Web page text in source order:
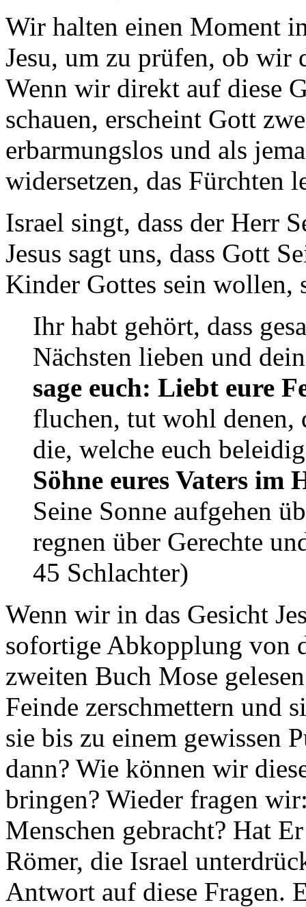
Wir halten einen Moment
Jesu, um zu prüfen, ob wir
Wenn wir direkt auf diese
schauen, erscheint Gott
erbarmungslos und als
widersetzen, das Fürchten
Israel singt, dass der Herr
Jesus sagt uns, dass Gott
Kinder Gottes sein wollen,
Ihr habt gehört, dass
Nächsten lieben und
sage euch: Liebt eure
fluchen, tut wohl denen,
die, welche euch
Söhne eures Vaters im
Seine Sonne aufgehen
regnen über Gerechte
45 Schlachter)
Wenn wir in das Gesicht
sofortige Abkopplung von
zweiten Buch Mose
Feinde zerschmettern und
sie bis zu einem gewissen
dann? Wie können wir
bringen? Wieder fragen
Menschen gebracht? Hat
Römer, die Israel
Antwort auf diese Fragen.